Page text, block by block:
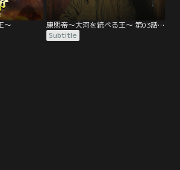
～
康熙帝～大河を統べる王～ 第03話／字幕
Subtitle